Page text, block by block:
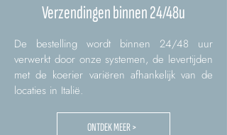
Verzendingen binnen 24/48u
De bestelling wordt binnen 24/48 uur
verwerkt door onze systemen, de levertijden
met de koerier variëren afhankelijk van de
locaties in Italië.
ONTDEK MEER >